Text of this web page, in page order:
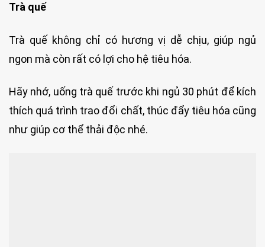
Trà quế
Trà quế không chỉ có hương vị dễ chịu, giúp ngủ
ngon mà còn rất có lợi cho hệ tiêu hóa.
Hãy nhớ, uống trà quế trước khi ngủ 30 phút để kích
thích quá trình trao đổi chất, thúc đẩy tiêu hóa cũng
như giúp cơ thể thải độc nhé.